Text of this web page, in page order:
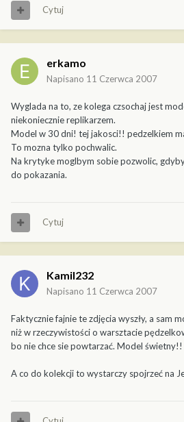
Cytuj
erkamo
Napisano 11 Czerwca 2007
Wyglada na to, ze kolega czsochaj jest
niekoniecznie replikarzem.
Model w 30 dni! tej jakosci!! pedzelkiem
To mozna tylko pochwalic.
Na krytyke moglbym sobie pozwolic,
do pokazania.
Cytuj
Kamil232
Napisano 11 Czerwca 2007
Faktycznie fajnie te zdjęcia wyszły, a sam
niż w rzeczywistości o warsztacie
bo nie chce sie powtarzać. Model świetny!!
A co do kolekcji to wystarczy spojrzeć na